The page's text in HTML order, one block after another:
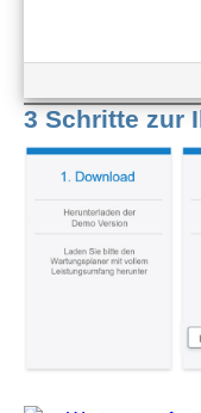
3 Schritte zur